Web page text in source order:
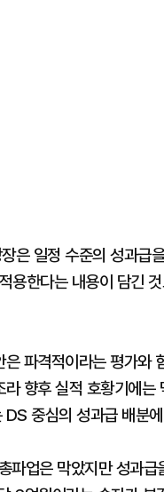
은 일정 수준의 성과급
용한다는 내용이 담긴
은 파격적이라는 평가와
라 향후 실적 호황기에
DS 중심의 성과급 배분
파업은 막았지만 성과